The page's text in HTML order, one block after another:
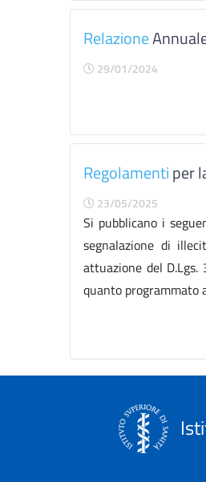
Relazione
29/01/2024
Regolamentiper
23/05/2025
Si pubblicano i
segnalazione di
attuazione del
quanto programmato